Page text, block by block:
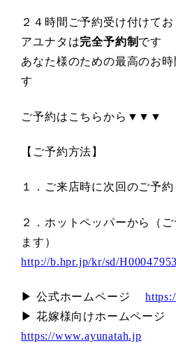
２４時間ご予約受け付けてお
アユナタは完全予約制 です
あなた様のための最高のお
す
ご予約はこちらから▼▼▼
【ご予約方法】
１．ご来店時に次回のご予約
２．ホットペッパーから（
ます）
http://b.hpr.jp/kr/sd/
▶ 公式ホームページ
▶ 花嫁様向けホームページ
https://www.ayunatah.jp